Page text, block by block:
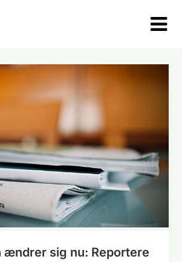
ændrer sig nu: Reportere